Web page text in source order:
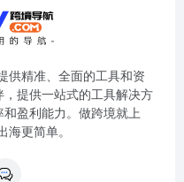
供精准、全面的工具和资
提供一站式的工具解决方
盈利能力。做跨境就上
海更简单。